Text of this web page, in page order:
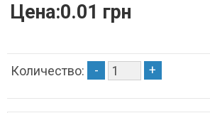
Цена:0.01 грн
Количество: - +